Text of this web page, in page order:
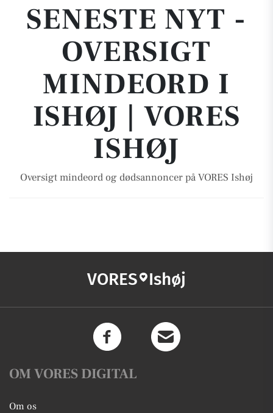
SENESTE NYT -
OVERSIGT
MINDEORD I
ISHØJ | VORES
ISHØJ
Oversigt mindeord og dødsannoncer på VORES Ishøj
VORES Ishøj
OM VORES DIGITAL
Om os